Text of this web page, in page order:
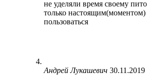
не уделяли время своему
только
пользоваться
Андрей Лукашевич 30.11.2019